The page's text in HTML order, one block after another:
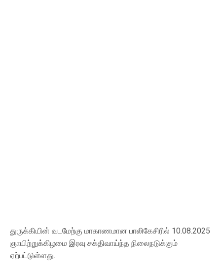
துருக்கியின் வடமேற்கு மாகாணமான பாலிகேசிரில் 10.08.2025
ஞாயிற்றுக்கிழமை இரவு சக்திவாய்ந்த நிலைநடுக்கும்
ஏற்பட்டுள்ளது.